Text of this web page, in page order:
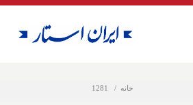
خانه 1281